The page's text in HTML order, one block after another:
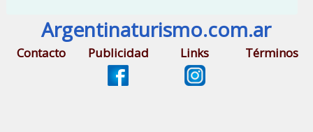
Argentinaturismo.com.ar
Contacto Publicidad Links Términos